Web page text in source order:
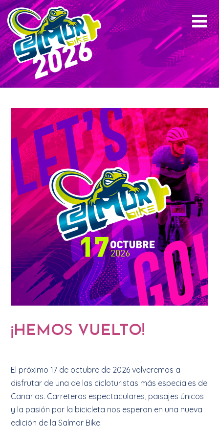
¡HEMOS VUELTO!
El próximo 17 de octubre de 2026 volveremos a
disfrutar de una de las cicloturistas más especiales de
Canarias. Carreteras espectaculares, paisajes únicos
y la pasión por la bicicleta nos esperan en una nueva
edición de la Salmor Bike.